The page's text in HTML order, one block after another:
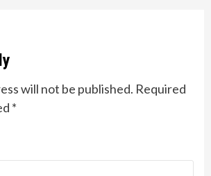
will not be published. Required
*